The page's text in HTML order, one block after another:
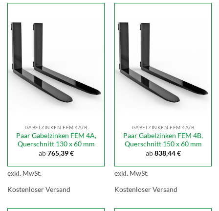
GABELZINKEN FEM 4A/B
Paar Gabelzinken FEM 4A,
Querschnitt 130 x 60 mm
ab765,39€
exkl. MwSt.
Kostenloser Versand
GABELZINKEN FEM 4A/B
Paar Gabelzinken FEM 4B,
Querschnitt 150 x 60 mm
ab838,44€
exkl. MwSt.
Kostenloser Versand